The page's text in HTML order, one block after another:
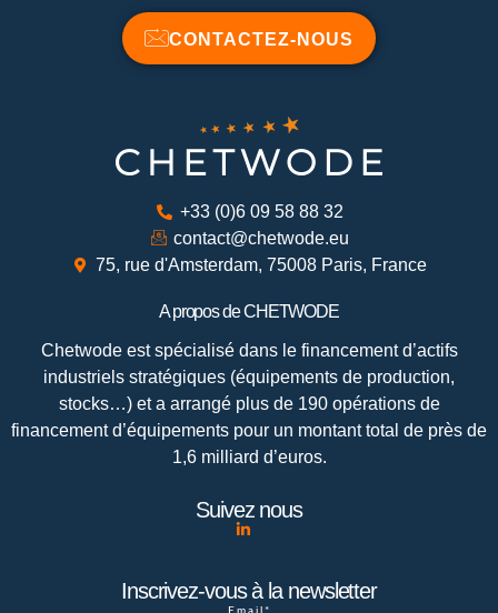
CONTACTEZ-NOUS
+33 (0)6 09 58 88 32
contact@chetwode.eu
75, rue d'Amsterdam, 75008 Paris, France
A propos de CHETWODE
Chetwode est spécialisé dans le financement d’actifs
industriels stratégiques (équipements de production,
stocks…) et a arrangé plus de 190 opérations de
financement d’équipements pour un montant total de près de
1,6 milliard d’euros.
Suivez nous
Inscrivez-vous à la newsletter
Email*